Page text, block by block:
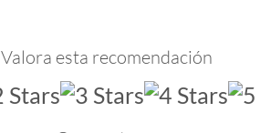
Valora esta recomendación